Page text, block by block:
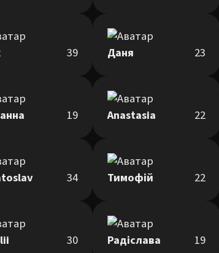
39 Даня 23
19 Anastasia 22
34 Тимофій 22
30 Радіслава 19